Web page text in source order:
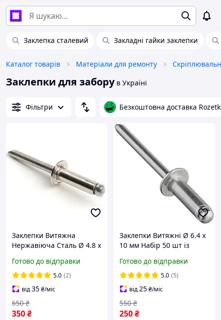
Заклепка сталевий Закладні гайки заклепки
Каталог товарів Матеріали для ремонту
Заклепки для заборув Україні
Фільтри Безкоштовна доставка
Заклепки Витяжна
Нержавіюча Сталь Ø 4.8 х
Готово до відправки
5.0 (2)
від35₴/міс
350₴
650 ₴
Заклепки Витяжні Ø 6.4 х
10 мм Набір 50 шт із
Готово до відправки
5.0 (5)
від25₴/міс
250₴
550 ₴